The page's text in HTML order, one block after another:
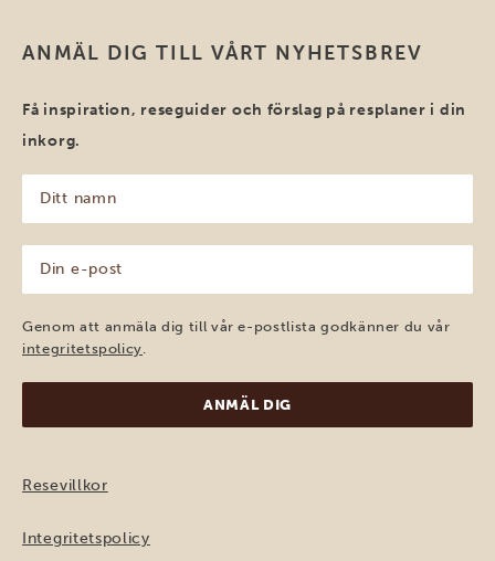
ANMÄL DIG TILL VÅRT NYHETSBREV
Få inspiration, reseguider och förslag på resplaner i din
inkorg.
namn
(Obligatoriskt)
post
(Obligatoriskt)
Genom att anmäla dig till vår e-postlista godkänner du vår
integritetspolicy
Resevillkor
Integritetspolicy